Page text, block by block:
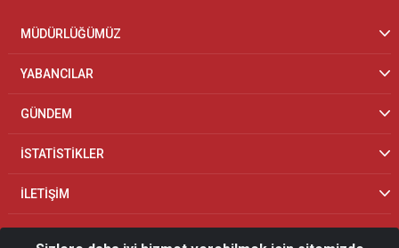
MÜDÜRLÜĞÜMÜZ
YABANCILAR
GÜNDEM
İSTATİSTİKLER
İLETİŞİM